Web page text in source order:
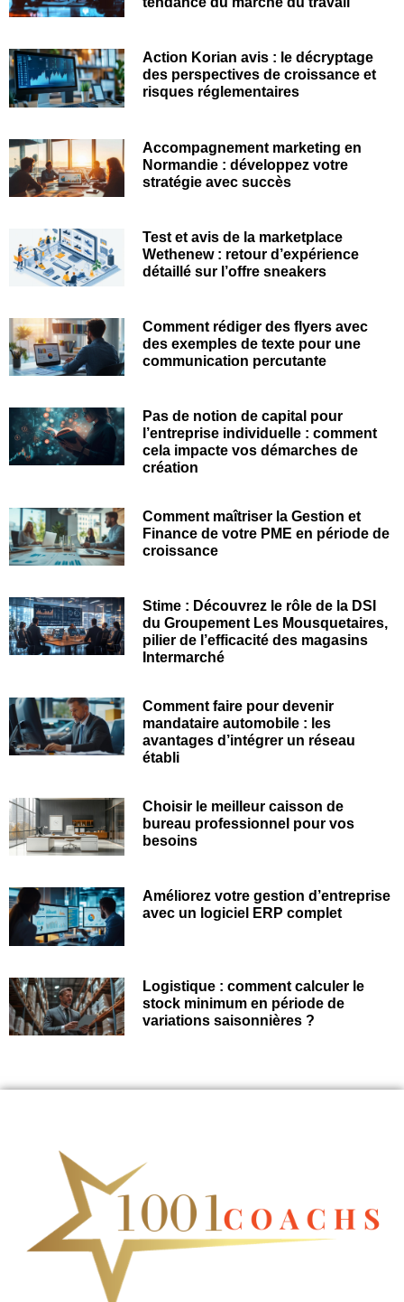
Action Korian avis : le décryptage
des perspectives de croissance et
risques réglementaires
Accompagnement marketing en
Normandie : développez votre
stratégie avec succès
Test et avis de la marketplace
Wethenew : retour d’expérience
détaillé sur l’offre sneakers
Comment rédiger des flyers avec
des exemples de texte pour une
communication percutante
Pas de notion de capital pour
l’entreprise individuelle : comment
cela impacte vos démarches de
création
Comment maîtriser la Gestion et
Finance de votre PME en période de
croissance
Stime : Découvrez le rôle de la DSI
du Groupement Les Mousquetaires,
pilier de l’efficacité des magasins
Intermarché
Comment faire pour devenir
mandataire automobile : les
avantages d’intégrer un réseau
établi
Choisir le meilleur caisson de
bureau professionnel pour vos
besoins
Améliorez votre gestion d’entreprise
avec un logiciel ERP complet
Logistique : comment calculer le
stock minimum en période de
variations saisonnières ?